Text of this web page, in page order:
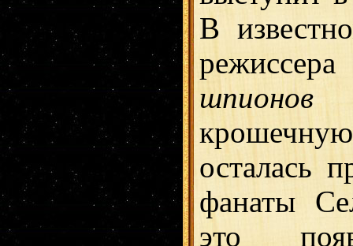
В
осталась
фанаты
это